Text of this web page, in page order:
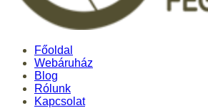
Főoldal
Webáruház
Blog
Rólunk
Kapcsolat